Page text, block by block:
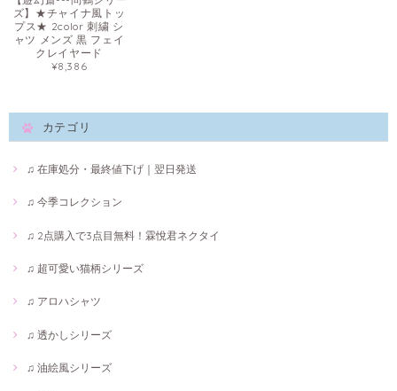
ズ】★チャイナ風トッ
プス★ 2color 刺繍 シ
ャツ メンズ 黒 フェイ
クレイヤード
¥8,386
カテゴリ
♫ 在庫処分・最終値下げ｜翌日発送
♫ 今季コレクション
♫ 2点購入で3点目無料！霖悅君ネクタイ
♫ 超可愛い猫柄シリーズ
♫ アロハシャツ
♫ 透かしシリーズ
♫ 油絵風シリーズ